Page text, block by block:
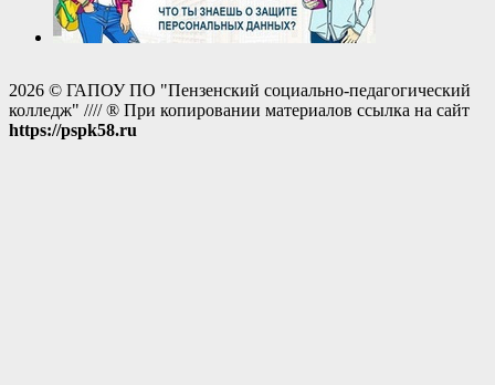
2026 © ГАПОУ ПО "Пензенский социально-педагогический
колледж" //// ® При копировании материалов ссылка на сайт
https://pspk58.ru